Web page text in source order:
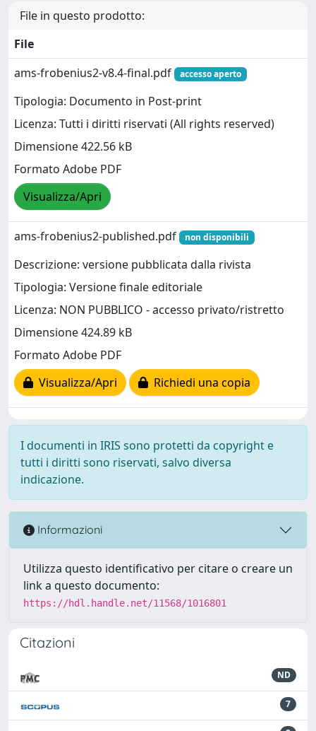
File in questo prodotto:
File
ams-frobenius2-v8.4-final.pdf
accesso aperto
Tipologia: Documento in Post-print
Licenza: Tutti i diritti riservati (All rights reserved)
Dimensione 422.56 kB
Formato Adobe PDF
Visualizza/Apri
ams-frobenius2-published.pdf non disponibili
Descrizione: versione pubblicata dalla rivista
Tipologia: Versione finale editoriale
Licenza: NON PUBBLICO - accesso privato/ristretto
Dimensione 424.89 kB
Formato Adobe PDF
Visualizza/Apri
Richiedi una copia
I documenti in IRIS sono protetti da copyright e
tutti i diritti sono riservati, salvo diversa
indicazione.
Informazioni
Utilizza questo identificativo per citare o creare un
link a questo documento:
https://hdl.handle.net/11568/1016801
Citazioni
ND
7